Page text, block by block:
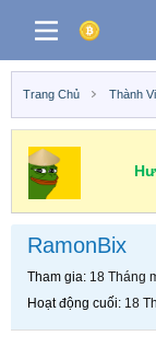
Trang Chủ Thành
RamonBix
Tham gia 18 Tháng
Hoạt động cuối 18